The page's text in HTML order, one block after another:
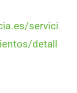
servici
detall